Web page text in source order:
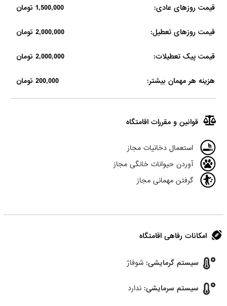
قیمت روزهای عادی: 1,500,000 تومان
قیمت روزهای تعطیل: 2,000,000 تومان
قیمت پیک تعطیلات: 2,000,000 تومان
هزینه هر مهمان بیشتر: 200,000 تومان
قوانین و مقررات اقامتگاه
استعمال دخانیات مجاز
آوردن حیوانات خانگی مجاز
گرفتن مهمانی مجاز
امکانات رفاهی اقامتگاه
سیستم گرمایشی: شوفاژ
سیستم سرمایشی: ندارد